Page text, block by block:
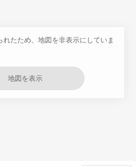
たため、地図を非表示にしていま
地図を表示